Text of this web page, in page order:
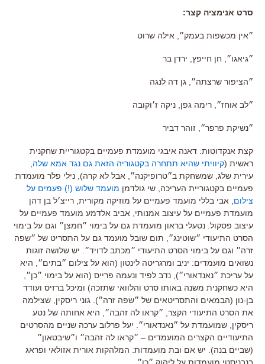
סרט אנימציה קצר:
״אין מכשפות בעמק״ אילה שרוט
״גיאגו״ חן חייפץ ירדן בר
״הציפור שרצתה״ גן דה לנגה
״לב אוחז״ רימה גפן ניקה ז׳וקובה
״נשיקת פרפר״ זוהר דביר
קצת אנקדוטות: דאנה איבגי מועמדת פעמיים בקטגוריית שחקנית
ראשית (קיוויתי שהיא תתחרה בקטגוריה הזאת גם נגד אמא שלה
עירית שלג, שמשחקת ב״טרופיקנה״, אבל לא קרה), נילי פלר מועמדת
פעמיים בקטגוריית העריכה, שי גולדמן מועמד שלוש (!) פעמים על
צילום , אבי בללי מועמד פעמיים על מוזיקה מקורית, רייצ׳ל בן דהן
מועמדת פעמיים על עיצוב אמנותי, אביב אלדמע מועמד פעמיים על
עיצוב פסקול. נטעלי בראון מועמדת גם על בימוי ״חמצן״ וגם על בימוי
הסרט התיעודי ״שוטינג״, תום שובל מועמד גם על התסריט של ״שפה
זרה״ וגם על בימוי הסרט התיעודי ״מכתב לדויד״. יש שלושה זוגות
נשואים מועמדים: יניב ומרגריטה לינטון (הוא על צילום ״בתים״, היא
על עריכת ״נאנדאורי״), נדב לפיד ונעמה פרייס (הוא על בימוי ״כן״,
היא כשחקנית משנה באותו סרט והלוואי שתזכה) ומיכל ברזיס ועודד
בן-נון (הבמאים והתסריטאים של ״שפה זרה״). גוני ריסקין, שצילמה
את הסרט התיעודי הקצר, ״קראו לה זהבה״, היא אחותה של נטע
ריסקין, שמועמדת על ״נאנדאורי״. יעל פרלוב ערכה שניים מהסרטים
התיעודיים הקצרים המועמדים – ״קראו לה זהבה״ ו״שיבטאון״
(שביים בנה). יש אם ובת מועמדות: המלהקות אורית אזולאי ופראג
בנבניסטי מועמדות על ליהוק ״כן״.